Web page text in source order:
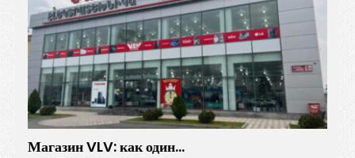
Магазин VLV: как один…